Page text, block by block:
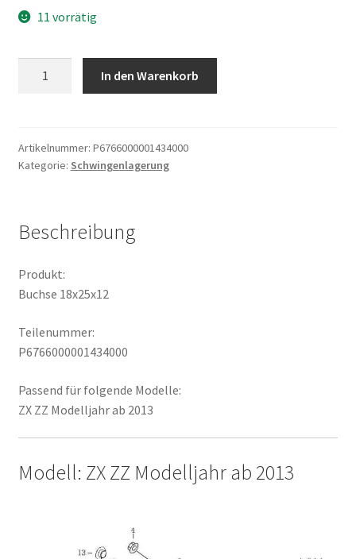
11 vorrätig
In den Warenkorb
Artikelnummer: P6766000001434000
Kategorie: Schwingenlagerung
Beschreibung
Produkt:
Buchse 18x25x12
Teilenummer:
P6766000001434000
Passend für folgende Modelle:
ZX ZZ Modelljahr ab 2013
Modell: ZX ZZ Modelljahr ab 2013